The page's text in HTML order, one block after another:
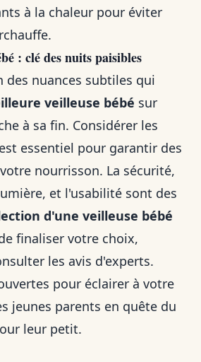
à la chaleur pour éviter
: clé des nuits paisibles
nuances subtiles qui
veilleuse bébé sur
à sa fin. Considérer les
essentiel pour garantir des
nourrisson. La sécurité,
et l'usabilité sont des
d'une veilleuse bébé
finaliser votre choix,
les avis d'experts.
pour éclairer à votre
jeunes parents en quête du
leur petit.